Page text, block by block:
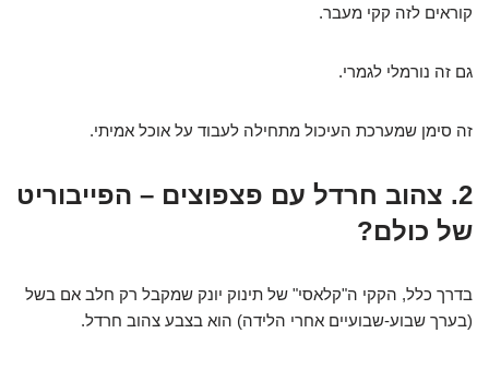
קוראים לזה קקי מעבר.
גם זה נורמלי לגמרי.
זה סימן שמערכת העיכול מתחילה לעבוד על אוכל אמיתי.
2. צהוב חרדל עם פצפוצים – הפייבוריט
של כולם?
בדרך כלל, הקקי ה"קלאסי" של תינוק יונק שמקבל רק חלב אם בשל
(בערך שבוע-שבועיים אחרי הלידה) הוא בצבע צהוב חרדל.